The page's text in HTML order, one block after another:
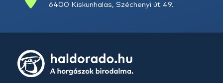
6400 Kiskunhalas, Széchenyi út 49.